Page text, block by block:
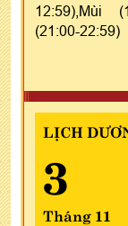
12:59),Mùi
(21:00-22:59)
LỊCH
3
Tháng 11